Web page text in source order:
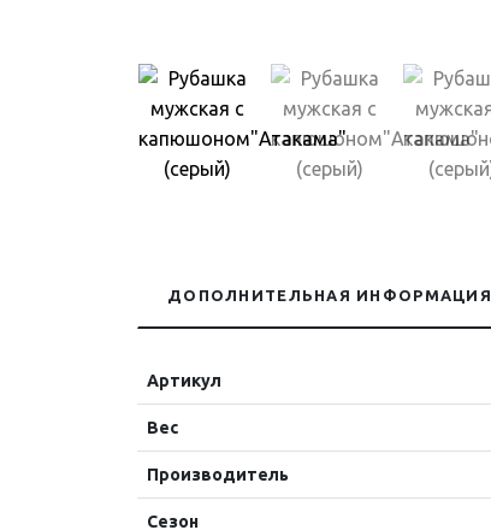
ДОПОЛНИТЕЛЬНАЯ ИНФОРМАЦИЯ
Артикул
Вес
Производитель
Сезон